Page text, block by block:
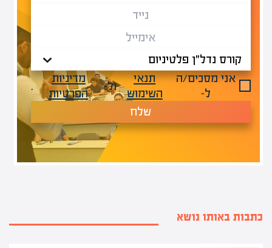
אני מסכים/ה
ל-
תנאי
השימוש
ול-
מדיניות
הפרטיות
.
שלח
כתבות באותו נושא